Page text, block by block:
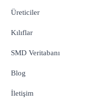
Üreticiler
Kılıflar
SMD Veritabanı
Blog
İletişim